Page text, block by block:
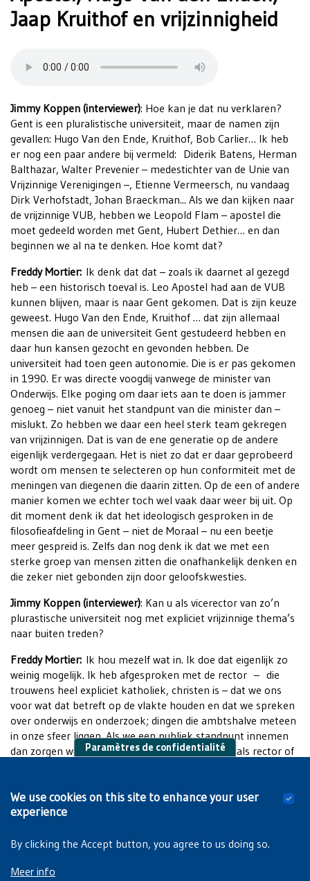
Jaap Kruithof en vrijzinnigheid
Jimmy Koppen (interviewer): Hoe kan je dat nu verklaren?
Gent is een pluralistische universiteit, maar de namen zijn
gevallen: Hugo Van den Ende, Kruithof, Bob Carlier… Ik heb
er nog een paar andere bij vermeld: Diderik Batens, Herman
Balthazar, Walter Prevenier – medestichter van de Unie van
Vrijzinnige Verenigingen –, Etienne Vermeersch, nu vandaag
Dirk Verhofstadt, Johan Braeckman... Als we dan kijken naar
de vrijzinnige VUB, hebben we Leopold Flam – apostel die
moet gedeeld worden met Gent, Hubert Dethier… en dan
beginnen we al na te denken. Hoe komt dat?
Freddy Mortier: Ik denk dat dat – zoals ik daarnet al gezegd
heb – een historisch toeval is. Leo Apostel had aan de VUB
kunnen blijven, maar is naar Gent gekomen. Dat is zijn keuze
geweest. Hugo Van den Ende, Kruithof … dat zijn allemaal
mensen die aan de universiteit Gent gestudeerd hebben en
daar hun kansen gezocht en gevonden hebben. De
universiteit had toen geen autonomie. Die is er pas gekomen
in 1990. Er was directe voogdij vanwege de minister van
Onderwijs. Elke poging om daar iets aan te doen is jammer
genoeg – niet vanuit het standpunt van die minister dan –
mislukt. Zo hebben we daar een heel sterk team gekregen
van vrijzinnigen. Dat is van de ene generatie op de andere
eigenlijk verdergegaan. Het is niet zo dat er daar geprobeerd
wordt om mensen te selecteren op hun conformiteit met de
meningen van diegenen die daarin zitten. Op de een of andere
manier komen we echter toch wel vaak daar weer bij uit. Op
dit moment denk ik dat het ideologisch gesproken in de
filosofieafdeling in Gent – niet de Moraal – nu een beetje
meer gespreid is. Zelfs dan nog denk ik dat we met een
sterke groep van mensen zitten die onafhankelijk denken en
die zeker niet gebonden zijn door geloofskwesties.
Jimmy Koppen (interviewer): Kan u als vicerector van zo’n
plurastische universiteit nog met expliciet vrijzinnige thema’s
naar buiten treden?
Freddy Mortier: Ik hou mezelf wat in. Ik doe dat eigenlijk zo
weinig mogelijk. Ik heb afgesproken met de rector – die
trouwens heel expliciet katholiek, christen is – dat we ons
voor wat dat betreft op de vlakte houden en dat we spreken
over onderwijs en onderzoek; dingen die ambtshalve meteen
in onze sfeer liggen. Als we een publiek standpunt innemen
dan zorgen we er wel voor dat we het niet doen als rector of
vanavond, mijn zin kan zeggen. Ik zit hier niet als vicerector,
maar als mezelf.
Paramètres de confidentialité
We use cookies on this site to enhance your user
experience
By clicking the Accept button, you agree to us doing so.
Meer info